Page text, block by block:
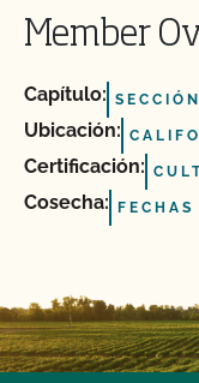
Member
Capítulo:
Ubicación:
Certificación:
Cosecha: FECHAS